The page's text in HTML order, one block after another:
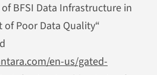
BFSI Data Infrastructure in
of Poor Data Quality“
en-us/gated-